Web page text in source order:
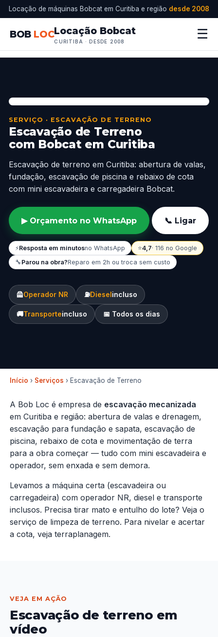
Locação de máquinas Bobcat em Curitiba e região desde 2008
BOB LOCLocação Bobcat
CURITIBA · DESDE 2008 ☰
SERVIÇO · ESCAVAÇÃO DE TERRENO
Escavação de Terreno
com Bobcat em Curitiba
Escavação de terreno em Curitiba: abertura de valas,
fundação, escavação de piscina e rebaixo de cota
com mini escavadeira e carregadeira Bobcat.
▶ Orçamento no WhatsApp 📞 Ligar
⚡Resposta em minutosno WhatsApp ⭐4,7· 116 no Google
🔧Parou na obra?Reparo em 2h ou troca sem custo
🦺Operador NR ⛽Dieselincluso
🚚Transporteincluso 📅 Todos os dias
Início › Serviços › Escavação de Terreno
A Bob Loc é empresa de escavação mecanizada
em Curitiba e região: abertura de valas e drenagem,
escavação para fundação e sapata, escavação de
piscina, rebaixo de cota e movimentação de terra
para a obra começar — tudo com mini escavadeira e
operador, sem enxada e sem demora.
Levamos a máquina certa (escavadeira ou
carregadeira) com operador NR, diesel e transporte
inclusos. Precisa tirar mato e entulho do lote? Veja o
serviço de limpeza de terreno. Para nivelar e acertar
a cota, veja terraplanagem.
VEJA EM AÇÃO
Escavação de terreno em
vídeo